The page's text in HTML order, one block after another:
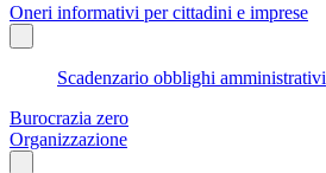
Oneri informativi per cittadini e imprese
Scadenzario obblighi amministrativi
Burocrazia zero
Organizzazione